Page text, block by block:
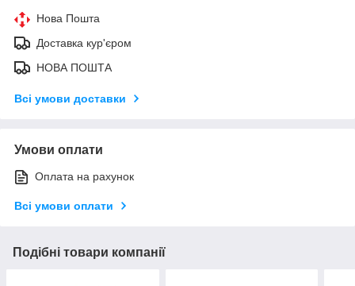
Нова Пошта
Доставка кур'єром
НОВА ПОШТА
Всі умови доставки
Умови оплати
Оплата на рахунок
Всі умови оплати
Подібні товари компанії